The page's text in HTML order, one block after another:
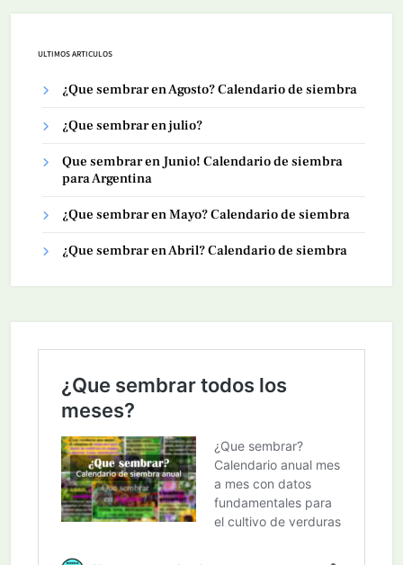
ULTIMOS ARTICULOS
¿Que sembrar en Agosto? Calendario de siembra
¿Que sembrar en julio?
Que sembrar en Junio! Calendario de siembra
para Argentina
¿Que sembrar en Mayo? Calendario de siembra
¿Que sembrar en Abril? Calendario de siembra